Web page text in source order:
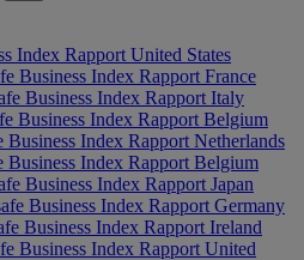
United States
France
Italy
Belgium
Netherlands
Belgium
Japan
Germany
Ireland
United